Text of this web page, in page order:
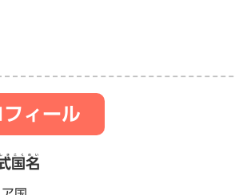
フィール
国名
きこくめい